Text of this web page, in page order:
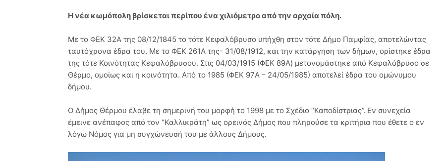
Η νέα κωμόπολη βρίσκεται περίπου ένα χιλιόμετρο από την αρχαία πόλη.
Με το ΦΕΚ 32Α της 08/12/1845 το τότε Κεφαλόβρυσο υπήχθη στον τότε Δήμο Παμφίας, αποτελώντας
ταυτόχρονα έδρα του. Με το ΦΕΚ 261Α της- 31/08/1912, και την κατάργηση των δήμων, ορίστηκε έδρα
της τότε Κοινότητας Κεφαλόβρυσου. Στις 04/03/1915 (ΦΕΚ 89Α) μετονομάστηκε από Κεφαλόβρυσο σε
Θέρμο, ομοίως και η κοινότητα. Από το 1985 (ΦΕΚ 97Α – 24/05/1985) αποτελεί έδρα του ομώνυμου
δήμου.
Ο Δήμος Θέρμου έλαβε τη σημερινή του μορφή το 1998 με το Σχέδιο “Καποδίστριας”. Εν συνεχεία
έμεινε ανέπαφος από τον “Καλλικράτη” ως ορεινός Δήμος που πληρούσε τα κριτήρια που έθετε ο εν
λόγω Νόμος για μη συγχώνευσή του με άλλους Δήμους.